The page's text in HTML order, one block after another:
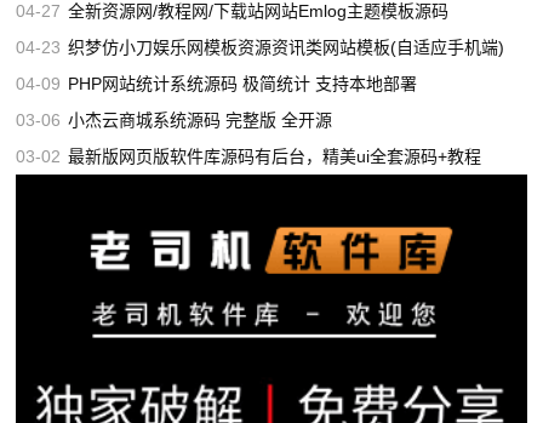
04-27 全新资源网/教程网/下载站网站Emlog主题模板源码
04-23 织梦仿小刀娱乐网模板资源资讯类网站模板(自适应手机端)
04-09 PHP网站统计系统源码 极简统计 支持本地部署
03-06 小杰云商城系统源码 完整版 全开源
03-02 最新版网页版软件库源码有后台，精美ui全套源码+教程